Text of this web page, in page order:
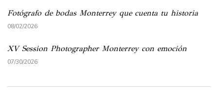
Fotógrafo de bodas Monterrey que cuenta tu historia
08/02/2026
XV Session Photographer Monterrey con emoción
07/30/2026